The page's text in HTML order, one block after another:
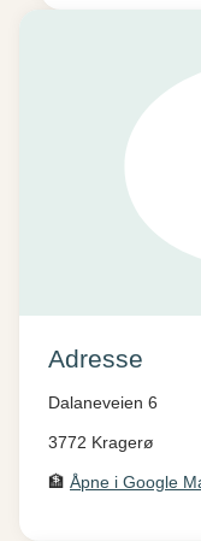
Adresse
Dalaneveien 6
3772 Kragerø
🏦 Åpne i Google